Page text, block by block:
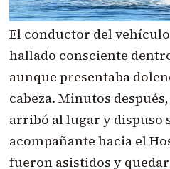
El conductor del
hallado consciente
aunque presentaba
cabeza. Minutos
arribó al lugar y dispuso
acompañante hacia el
fueron asistidos y